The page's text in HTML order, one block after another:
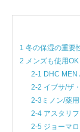
1 冬の保湿の重要
2 メンズも使用
2-1 DHC MEN
2-2 イブサ/ザ
2-3ミノン/薬
2-4 アスタリ
2-5 ジョーマ